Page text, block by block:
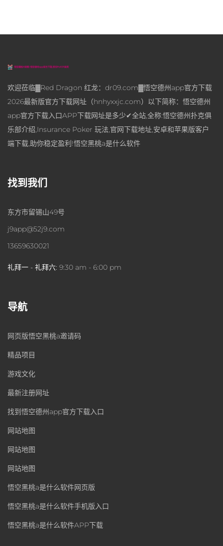
欢迎莅临▓Red Dragon 红龙：dr09.com▓悟空德州app官方下载
2026最新版官方下载网址（hnhyxxjc.com）以下简称：悟空德州
app官方下载入口APP下载网址是多少✔全站,全称:悟空德州扑克俱
乐部介绍,Insurance Poker 玩法,官网下载地址,安卓和苹果版客户
端下载,助你稳定盈利!悟空黑桃a是什么软件
找到我们
东方市留锡山49号
j9app@52j9.com
13659630021
礼拜一 - 礼拜六: 9:30 am - 6:00 pm
导航
网页版悟空黑桃a邀请码
精品项目
游戏文化
最新注册网址
找到悟空德州app官方下载入口
网站地图
网站地图
网站地图
悟空黑桃a是什么软件网页版
悟空黑桃a是什么软件手机版入口
悟空黑桃a是什么软件APP下载